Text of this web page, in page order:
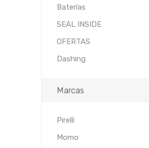
Baterías
SEAL INSIDE
OFERTAS
Dashing
Marcas
Pirelli
Momo